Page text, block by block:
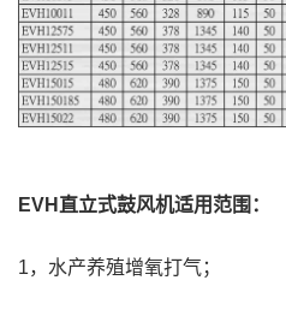
EVH直立式鼓风机适用范围：
1，水产养殖增氧打气；